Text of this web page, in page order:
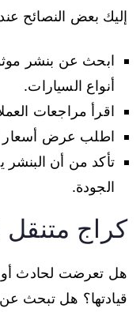
إليك بعض النصائح
ابحث عن بنشر
أنواع السيارات.
اقرأ مراجعات
اطلب عرض أسعار
تأكد من أن البنشر
الجودة.
كراج متنقل
هل تعرضت لحادث أو
قيادتها؟ هل تبحث